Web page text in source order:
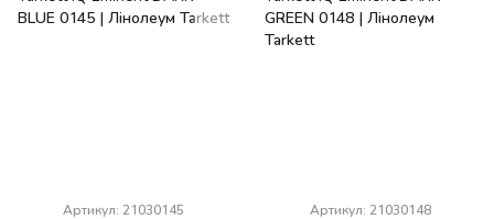
Артикул: 21030145 Артикул: 21030148